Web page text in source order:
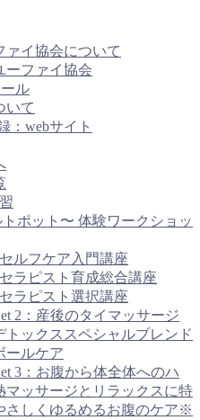
ァイ協会について
ーファイ協会
ル
いて
：webサイト
ポット〜 体験ワークショッ
ルフケア入門講座
ラピスト育成総合講座
ラピスト選択講座
2：産後のタイマッサージ
トックススペシャルブレンド
ールケア
3：お腹から体全体へのハ
マッサージとリラックスに特
さしくゆるめるお腹のケア※